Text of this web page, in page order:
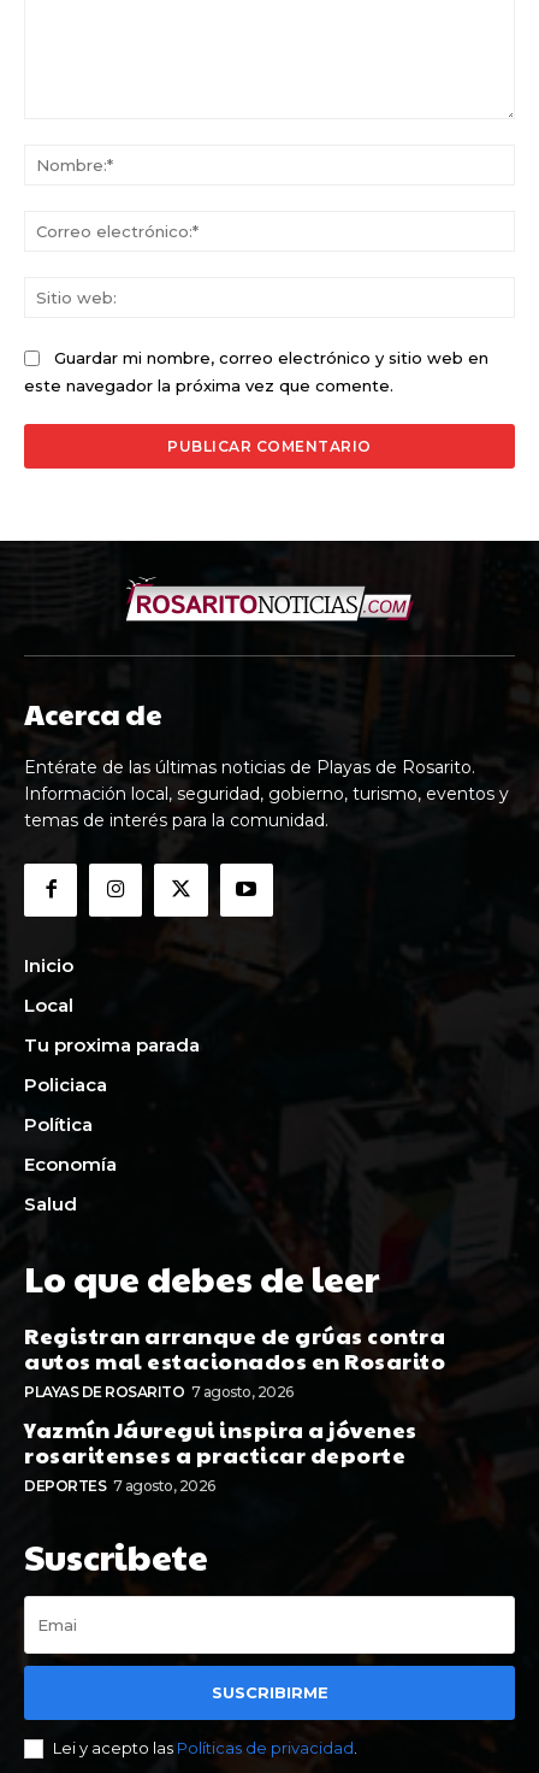
Guardar mi nombre, correo electrónico y sitio web en
este navegador la próxima vez que comente.
Acerca de
Entérate de las últimas noticias de Playas de Rosarito.
Información local, seguridad, gobierno, turismo, eventos y
temas de interés para la comunidad.
Inicio
Local
Tu proxima parada
Policiaca
Política
Economía
Salud
Lo que debes de leer
Registran arranque de grúas contra
autos mal estacionados en Rosarito
PLAYAS DE ROSARITO 7 agosto, 2026
Yazmín Jáuregui inspira a jóvenes
rosaritenses a practicar deporte
DEPORTES 7 agosto, 2026
Suscribete
SUSCRIBIRME
Lei y acepto las Políticas de privacidad